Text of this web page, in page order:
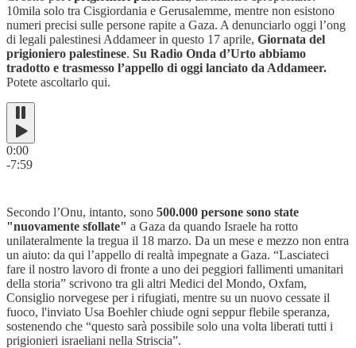
10mila solo tra Cisgiordania e Gerusalemme, mentre non esistono
numeri precisi sulle persone rapite a Gaza. A denunciarlo oggi l’ong
di legali palestinesi Addameer in questo 17 aprile, Giornata del
prigioniero palestinese. Su Radio Onda d’Urto abbiamo
tradotto e trasmesso l’appello di oggi lanciato da Addameer.
Potete ascoltarlo qui.
0:00
-7:59
Secondo l’Onu, intanto, sono 500.000 persone sono state
"nuovamente sfollate" a Gaza da quando Israele ha rotto
unilateralmente la tregua il 18 marzo. Da un mese e mezzo non entra
un aiuto: da qui l’appello di realtà impegnate a Gaza. “Lasciateci
fare il nostro lavoro di fronte a uno dei peggiori fallimenti umanitari
della storia” scrivono tra gli altri Medici del Mondo, Oxfam,
Consiglio norvegese per i rifugiati, mentre su un nuovo cessate il
fuoco, l'inviato Usa Boehler chiude ogni seppur flebile speranza,
sostenendo che “questo sarà possibile solo una volta liberati tutti i
prigionieri israeliani nella Striscia”.